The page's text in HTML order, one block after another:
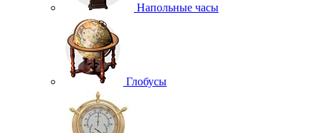
Напольные часы
Глобусы